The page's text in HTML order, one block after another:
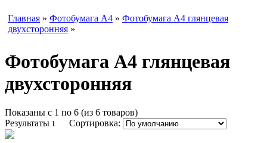
Главная » Фотобумага A4 » Фотобумага A4 глянцевая
двухсторонняя »
Фотобумага A4 глянцевая
двухсторонняя
Показаны с 1 по 6 (из 6 товаров)
Результаты 1 Сортировка: